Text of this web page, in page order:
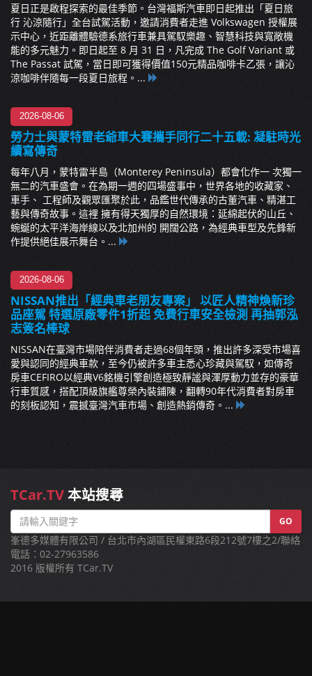
夏日正是啟程探索的最佳季節。台灣福斯汽車即日起推出「夏日旅
行 沁涼隨行」全台試駕活動，邀請消費者走進 Volkswagen 授權展
示中心，近距離體驗德系旅行車兼具駕馭樂趣、智慧科技與寬敞機
能的多元魅力。即日起至 8 月 31 日，凡完成 The Golf Variant 或
The Passat 試駕，當日即可獲得價值150元精品咖啡卡乙張，讓沁
涼咖啡伴隨每一段夏日旅程。...
2026-08-06
勞力士與蒙特雷老爺車大賽攜手同行二十五載: 凝駐時光
續寫傳奇
每年八月，蒙特雷半島（Monterey Peninsula）都會化作一 次獨一
無二的汽車盛會。在為期一週的四場盛事中，世界各地的收藏家、
車手、 工程師及觀眾匯聚於此，品鑑世代傳承的古董汽車、精湛工
藝與傳奇故事。這裡 擁有得天獨厚的自然環境：延綿起伏的山丘、
蜿蜒的太平洋海岸線以及北加州的 開闊公路，為經典車型及先鋒新
作提供絕佳展示舞台。...
2026-08-06
NISSAN推出「經典車老朋友專案」 以匠人精神煥新珍
品座駕 特選原廠零件1折起 免費行車安全檢測 再抽郭泓
志簽名棒球
NISSAN在臺灣市場陪伴消費者走過68個年頭，推出許多深受市場喜
愛與認同的經典車款，至今仍被許多車主悉心珍藏與駕馭，如傳奇
房車CEFIRO以經典V6銘機引擎創造極致靜謐與渾厚動力並存的豪華
行車質感，搭配頂級旗艦尊榮內裝鋪陳，翻轉90年代消費者對房車
的刻板認知，震撼臺灣汽車市場、創造熱銷傳奇。...
TCar.TV本站搜尋
GO
峯德多媒體有限公司 / 台北市內湖區民權東路6段212號7樓之2/聯絡
電話：02-27963586
2016 版權所有 TCar.TV